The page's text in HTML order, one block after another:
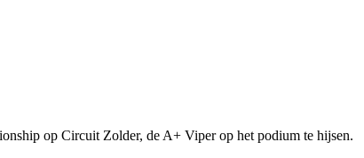
op Circuit Zolder, de A+ Viper op het podium te hijsen.